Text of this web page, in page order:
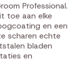
Professional.
toe aan elke
en een
scharen echte
bladen
en